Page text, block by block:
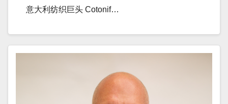
意大利纺织巨头 Cotonif…